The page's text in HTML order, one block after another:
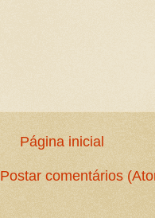
Página inicial
Postar comentários